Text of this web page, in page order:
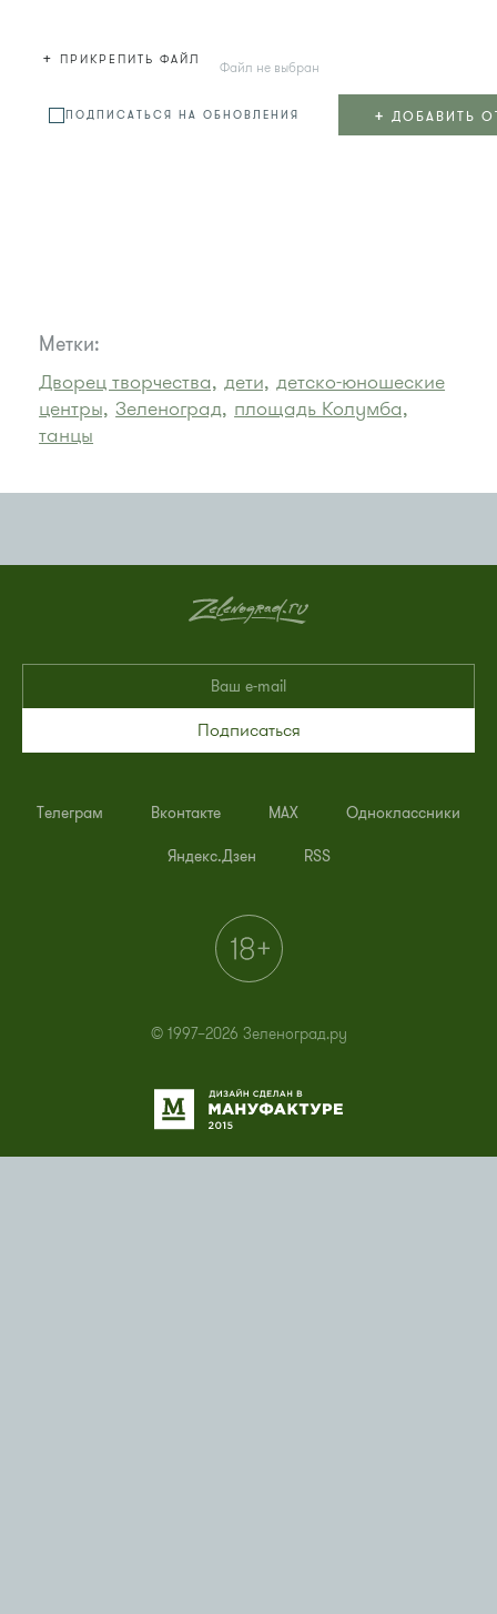
+ ПРИКРЕПИТЬ ФАЙЛ Файл не выбран
ПОДПИСАТЬСЯ НА ОБНОВЛЕНИЯ + ДОБАВИТЬ
Метки:
Дворец творчества, дети, детско-юношеские
центры, Зеленоград, площадь Колумба,
танцы
Подписаться
Телеграм Вконтакте MAX Одноклассники
Яндекс.Дзен RSS
© 1997–2026 Зеленоград.ру